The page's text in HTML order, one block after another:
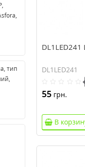
тип
DL1LED241
55грн.
В